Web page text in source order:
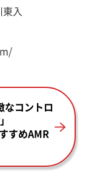
入
なコントロ
すめAMR